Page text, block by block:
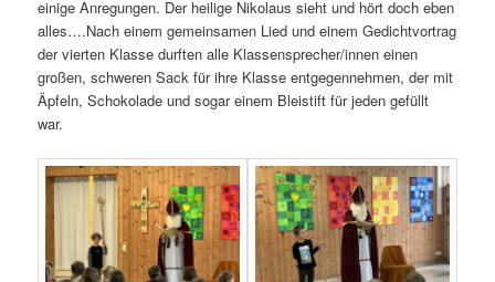
einige Anregungen. Der heilige Nikolaus sieht und hört doch eben
alles….Nach einem gemeinsamen Lied und einem Gedichtvortrag
der vierten Klasse durften alle Klassensprecher/innen einen
großen, schweren Sack für ihre Klasse entgegennehmen, der mit
Äpfeln, Schokolade und sogar einem Bleistift für jeden gefüllt
war.